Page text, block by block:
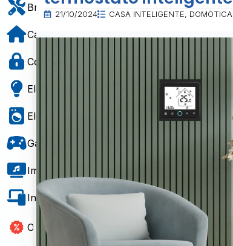
Bricolage
Informática e Software
21/10/2024 CASA INTELIGENTE DOMÓTICA